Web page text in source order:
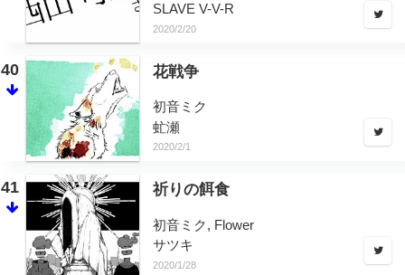
SLAVE V-V-R
2020/2/20
40 花戦争
初音ミク
虻瀬
2020/2/1
41 祈りの餌食
初音ミク, Flower
サツキ
2020/1/28